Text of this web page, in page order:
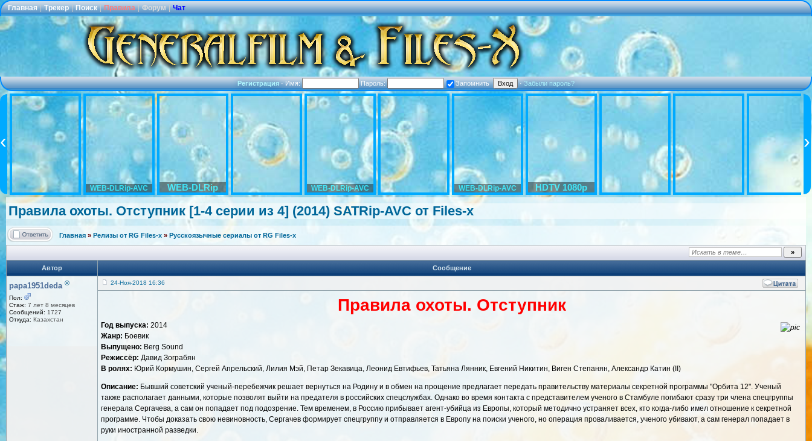
Главная | Трекер | Поиск | Правила | Форум | Чат
Регистрация·Имя: Пароль: Запомнить ·Забыли пароль?
WEB-DLRip-AVC WEB-DLRip WEB-DLRip-AVC WEB-DLRip-AVC HDTV 1080p
Правила охоты. Отступник [1-4 серии из 4] (2014) SATRip-AVC от Files-x
Главная » Релизы от RG Files-x » Русскоязычные сериалы от RG Files-x
Автор Сообщение
papa1951deda ®
Пол:
Стаж: 7 лет 8 месяцев
Сообщений: 1727
Откуда: Казахстан
24-Ноя-2018 16:36
Правила охоты. Отступник
Год выпуска: 2014
Жанр: Боевик
Выпущено: Berg Sound
Режиссёр: Давид Зограбян
В ролях: Юрий Кормушин, Сергей Апрельский, Лилия Мэй, Петар Зекавица, Леонид Евтифьев, Татьяна Лянник, Евгений Никитин, Виген Степанян, Александр Катин (II)
Описание: Бывший советский ученый-перебежчик решает вернуться на Родину и в обмен на прощение предлагает передать правительству материалы секретной программы "Орбита 12". Ученый
также располагает данными, которые позволят выйти на предателя в российских спецслужбах. Однако во время контакта с представителем ученого в Стамбуле погибают сразу три члена спецгруппы
генерала Сергачева, а сам он попадает под подозрение. Тем временем, в Россию прибывает агент-убийца из Европы, который методично устраняет всех, кто когда-либо имел отношение к секретной
программе. Чтобы доказать свою невиновность, Сергачев формирует спецгруппу и отправляется в Европу на поиски ученого, но операция проваливается, ученого убивают, а сам генерал попадает в
руки иностранной разведки.